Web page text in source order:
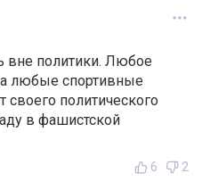
вне политики. Любое
любые спортивные
своего политического
в фашистской
6 2